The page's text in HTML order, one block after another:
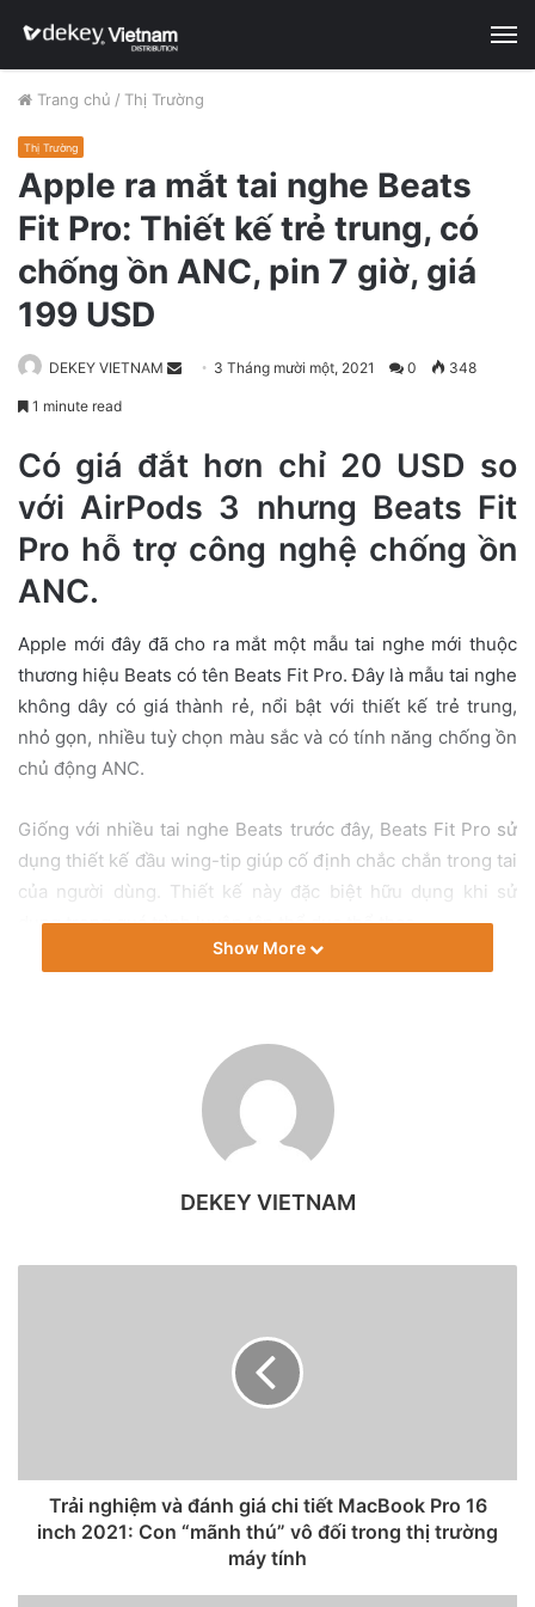
Trang chủ / Thị Trường
Thị Trường
Apple ra mắt tai nghe Beats
Fit Pro: Thiết kế trẻ trung, có
chống ồn ANC, pin 7 giờ, giá
199 USD
DEKEY VIETNAM
d
a
n
l
3 Tháng mười một, 2021 0 348
1 minute read
Có giá đắt hơn chỉ 20 USD so
với AirPods 3 nhưng Beats Fit
Pro hỗ trợ công nghệ chống ồn
ANC.
Apple mới đây đã cho ra mắt một mẫu tai nghe mới thuộc
thương hiệu Beats có tên Beats Fit Pro. Đây là mẫu tai nghe
không dây có giá thành rẻ, nổi bật với thiết kế trẻ trung,
nhỏ gọn, nhiều tuỳ chọn màu sắc và có tính năng chống ồn
chủ động ANC.
Giống với nhiều tai nghe Beats trước đây, Beats Fit Pro sử
dụng thiết kế đầu wing-tip giúp cố định chắc chắn trong tai
của người dùng. Thiết kế này đặc biệt hữu dụng khi sử
dụng trong quá trình luyện tập thể dục thể thao.
nhiều tuỳ chọn màu sắc để người dùng lựa chọn như màu
Show More
DEKEY VIETNAM
Trải nghiệm và đánh giá chi tiết MacBook Pro 16
inch 2021: Con “mãnh thú” vô đối trong thị trường
máy tính